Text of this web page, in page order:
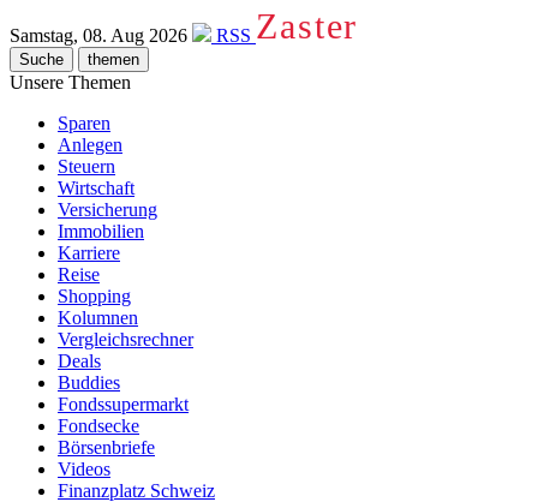
Samstag, 08. Aug 2026 RSS Zaster
Suche themen
Unsere Themen
Sparen
Anlegen
Steuern
Wirtschaft
Versicherung
Immobilien
Karriere
Reise
Shopping
Kolumnen
Vergleichsrechner
Deals
Buddies
Fondssupermarkt
Fondsecke
Börsenbriefe
Videos
Finanzplatz Schweiz